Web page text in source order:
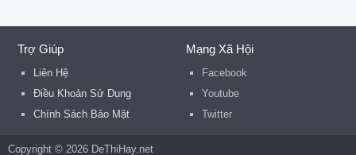
Trợ Giúp
Liên Hệ
Điều Khoản Sử Dụng
Chính Sách Bảo Mật
Mạng Xã Hội
Facebook
Youtube
Twitter
Copyright © 2026 DeThiHay.net